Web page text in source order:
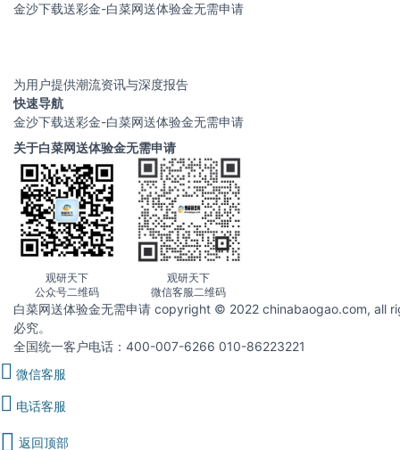
金沙下载送彩金-白菜网送体验金无需申请
为用户提供潮流资讯与深度报告
快速导航
金沙下载送彩金-白菜网送体验金无需申请
关于白菜网送体验金无需申请
观研天下
公众号二维码
观研天下
微信客服二维码
白菜网送体验金无需申请 copyright © 2022 chinabaogao.com, all
必究。
全国统一客户电话：400-007-6266 010-86223221
微信客服
电话客服
返回顶部